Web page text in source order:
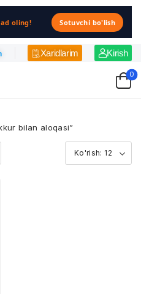
oling! Sotuvchi bo'lish
Xaridlarim Kirish
0
bilan aloqasi”